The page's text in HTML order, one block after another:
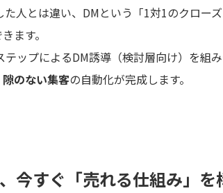
人とは違い、DMという「1対1のクロー
ます。
ップによるDM誘導（検討層向け）を組み
のない集客の自動化が完成します。
今すぐ「売れる仕組み」を